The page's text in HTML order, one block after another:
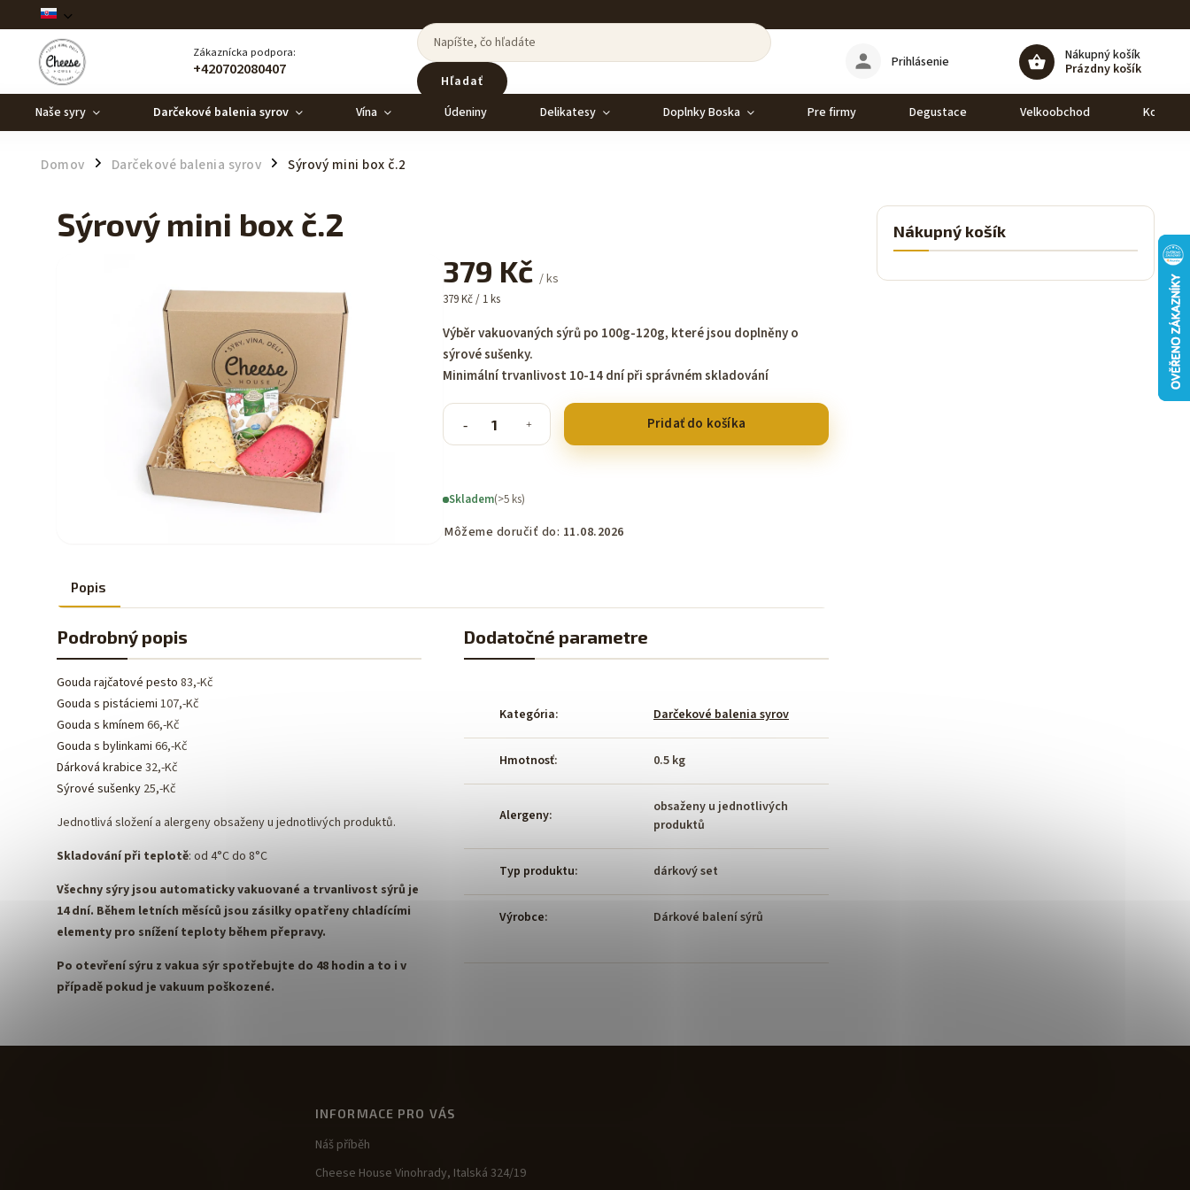
Zákaznícka podpora:
+420702080407
Hľadať
Nákupný košík
Prázdny košík
Prihlásenie
Naše syry Darčekové balenia syrov Vína Údeniny Delikatesy Doplnky Boska Pre firmy Degustace Velkoobchod Kontakt
Domov / Darčekové balenia syrov / Sýrový mini box č.2
Nákupný košík
Sýrový mini box č.2
379 Kč / ks
379 Kč / 1 ks
Skladem(>5 ks)
Môžeme doručiť do: 11.08.2026
Pridať do košíka
Výběr vakuovaných sýrů po 100g-120g, které jsou doplněny o
sýrové sušenky.
Minimální trvanlivost 10-14 dní při správném skladování
Popis
Podrobný popis
Gouda rajčatové pesto 83,-Kč
Gouda s pistáciemi 107,-Kč
Gouda s kmínem 66,-Kč
Gouda s bylinkami 66,-Kč
Dárková krabice 32,-Kč
Sýrové sušenky 25,-Kč
Jednotlivá složení a alergeny obsaženy u jednotlivých produktů.
Skladování při teplotě: od 4°C do 8°C
Všechny sýry jsou automaticky vakuované a trvanlivost sýrů je
14 dní. Během letních měsíců jsou zásilky opatřeny chladícími
elementy pro snížení teploty během přepravy.
Po otevření sýru z vakua sýr spotřebujte do 48 hodin a to i v
případě pokud je vakuum poškozené.
Dodatočné parametre
Kategória: Darčekové balenia syrov
Hmotnosť: 0.5 kg
Alergeny:
obsaženy u jednotlivých
produktů
Typ produktu: dárkový set
Výrobce: Dárkové balení sýrů
INFORMACE PRO VÁS
Náš příběh
Cheese House Vinohrady, Italská 324/19